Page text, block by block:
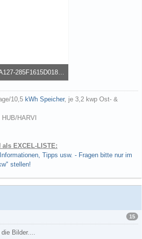
285F1615D018.png
10,5 kWh Speicher, je 3,2 kwp Ost- &
HARVI
als EXCEL-LISTE:
Tipps usw. - Fragen bitte nur im
stellen!
15
Bilder....